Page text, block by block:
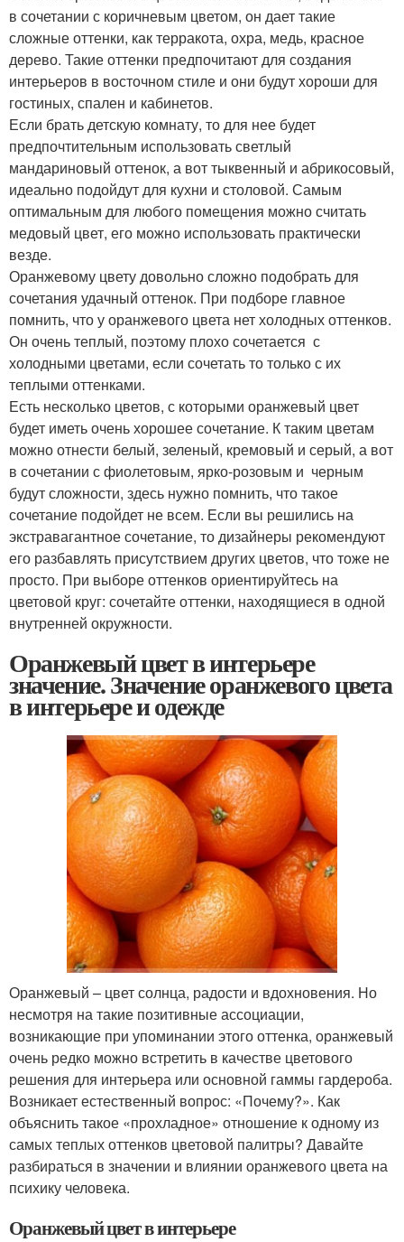
в сочетании с коричневым цветом, он дает такие
сложные оттенки, как терракота, охра, медь, красное
дерево. Такие оттенки предпочитают для создания
интерьеров в восточном стиле и они будут хороши для
гостиных, спален и кабинетов.
Если брать детскую комнату, то для нее будет
предпочтительным использовать светлый
мандариновый оттенок, а вот тыквенный и абрикосовый,
идеально подойдут для кухни и столовой. Самым
оптимальным для любого помещения можно считать
медовый цвет, его можно использовать практически
везде.
Оранжевому цвету довольно сложно подобрать для
сочетания удачный оттенок. При подборе главное
помнить, что у оранжевого цвета нет холодных оттенков.
Он очень теплый, поэтому плохо сочетается с
холодными цветами, если сочетать то только с их
теплыми оттенками.
Есть несколько цветов, с которыми оранжевый цвет
будет иметь очень хорошее сочетание. К таким цветам
можно отнести белый, зеленый, кремовый и серый, а вот
в сочетании с фиолетовым, ярко-розовым и черным
будут сложности, здесь нужно помнить, что такое
сочетание подойдет не всем. Если вы решились на
экстравагантное сочетание, то дизайнеры рекомендуют
его разбавлять присутствием других цветов, что тоже не
просто. При выборе оттенков ориентируйтесь на
цветовой круг: сочетайте оттенки, находящиеся в одной
внутренней окружности.
Оранжевый цвет в интерьере
значение. Значение оранжевого цвета
в интерьере и одежде
Оранжевый – цвет солнца, радости и вдохновения. Но
несмотря на такие позитивные ассоциации,
возникающие при упоминании этого оттенка, оранжевый
очень редко можно встретить в качестве цветового
решения для интерьера или основной гаммы гардероба.
Возникает естественный вопрос: «Почему?». Как
объяснить такое «прохладное» отношение к одному из
самых теплых оттенков цветовой палитры? Давайте
разбираться в значении и влиянии оранжевого цвета на
психику человека.
Оранжевый цвет в интерьере